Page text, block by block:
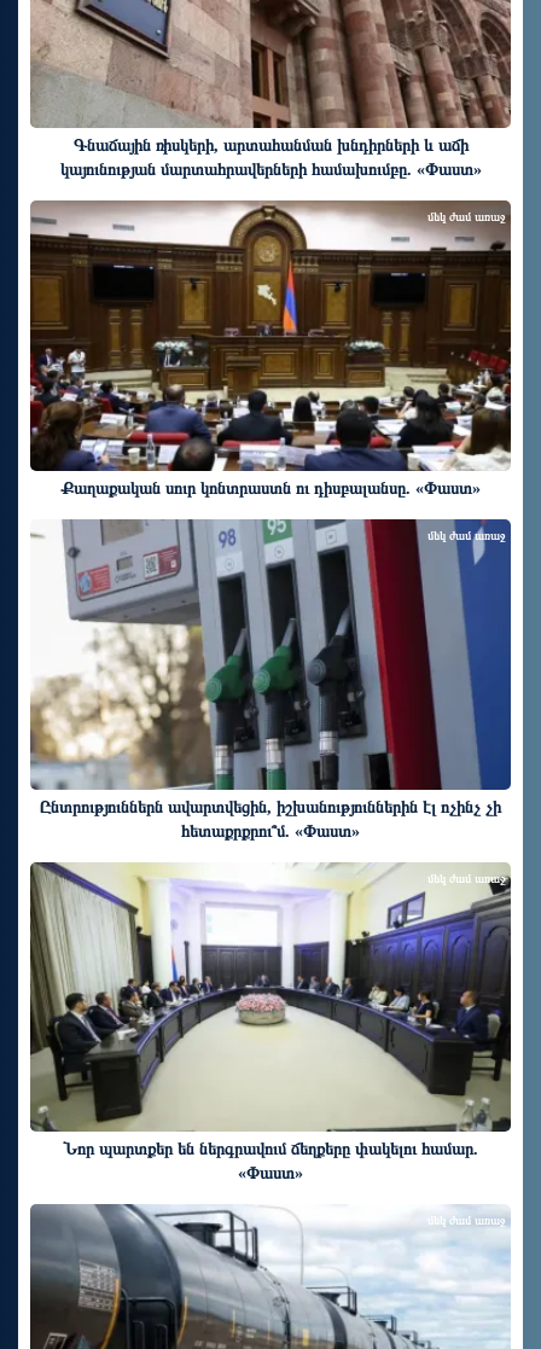
Գնաճային ռիսկերի, արտահանման խնդիրների և աճի
կայունության մարտահրավերների համախումբը. «Փաստ»
Քաղաքական սուր կոնտրաստն ու դիսբալանսը. «Փաստ»
մեկ ժամ առաջ
Ընտրություններն ավարտվեցին, իշխանություններին էլ ոչինչ չի
հետաքրքրու՞մ. «Փաստ»
մեկ ժամ առաջ
Նոր պարտքեր են ներգրավում ճեղքերը փակելու համար.
«Փաստ»
մեկ ժամ առաջ
մեկ ժամ առաջ